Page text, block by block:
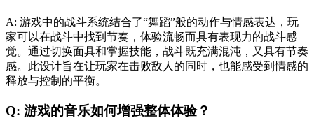
A: 游戏中的战斗系统结合了“舞蹈”般的动作与情感表达，玩
家可以在战斗中找到节奏，体验流畅而具有表现力的战斗感
觉。通过切换面具和掌握技能，战斗既充满混沌，又具有节奏
感。此设计旨在让玩家在击败敌人的同时，也能感受到情感的
释放与控制的平衡。
Q: 游戏的音乐如何增强整体体验？